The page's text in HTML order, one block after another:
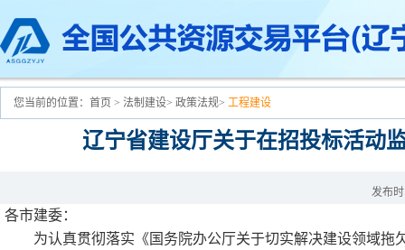
您当前的位置： 首页 > 法制建设> 政策法规> 工程建设
辽宁省建设厅关于在招投标活动
发布
各市建委：
为认真贯彻落实《国务院办公厅关于切实解决建设领域拖